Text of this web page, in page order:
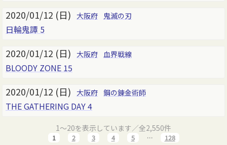
2020/01/12 (日) 大阪府 鬼滅の刃
日輪鬼譚 5
2020/01/12 (日) 大阪府 血界戦線
BLOODY ZONE 15
2020/01/12 (日) 大阪府 鋼の錬金術師
THE GATHERING DAY 4
1～20を表示しています／全2,550件
1 2 3 4 5 … 128